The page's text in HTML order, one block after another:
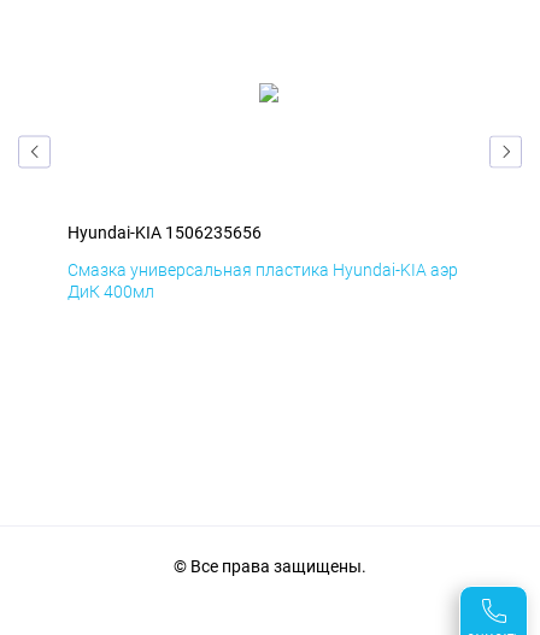
Hyundai-KIA 1506235656
Смазка универсальная пластика Hyundai-KIA аэр
ДиК 400мл
© Все права защищены.